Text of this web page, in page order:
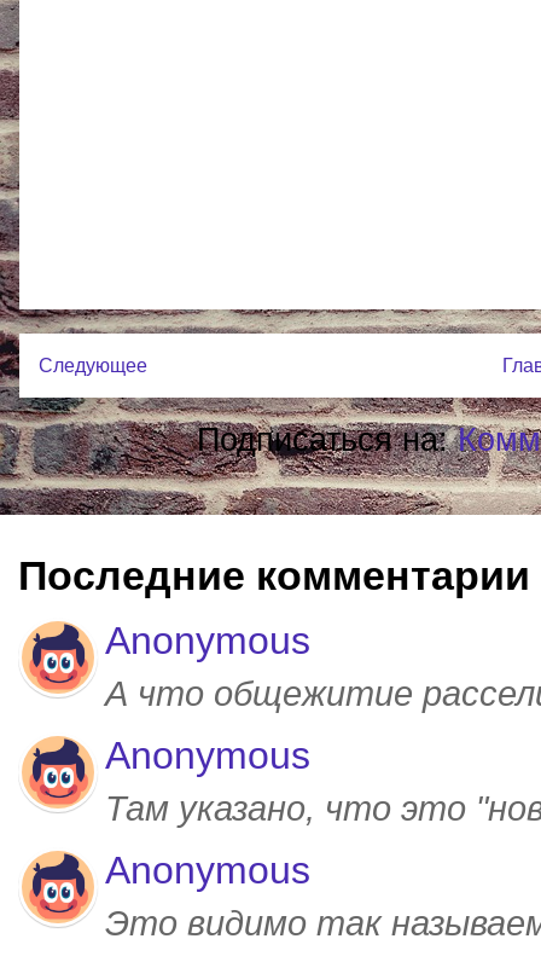
Следующее
Подписаться на:
Последние комментарии
Anonymous
А что общежитие
Anonymous
Там указано, что это
Anonymous
Это видимо так